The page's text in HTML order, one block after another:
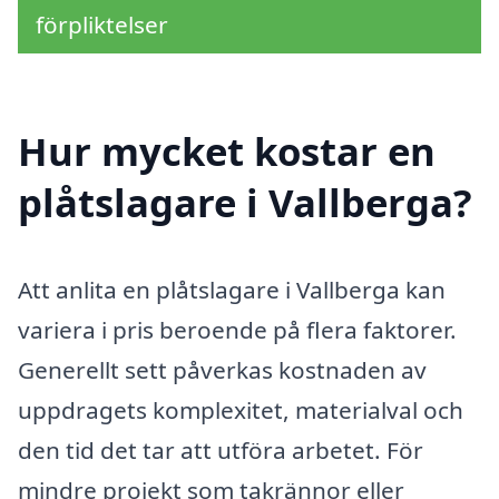
förpliktelser
Hur mycket kostar en
plåtslagare i Vallberga?
Att anlita en plåtslagare i Vallberga kan
variera i pris beroende på flera faktorer.
Generellt sett påverkas kostnaden av
uppdragets komplexitet, materialval och
den tid det tar att utföra arbetet. För
mindre projekt som takrännor eller